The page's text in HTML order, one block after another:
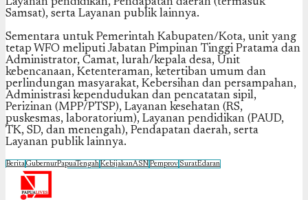
Samsat), serta Layanan publik lainnya.
Sementara untuk Pemerintah Kabupaten/Kota, unit yang
tetap WFO meliputi Jabatan Pimpinan Tinggi Pratama dan
Administrator, Camat, lurah/kepala desa, Unit
kebencanaan, Ketenteraman, ketertiban umum dan
perlindungan masyarakat, Kebersihan dan persampahan,
Administrasi kependudukan dan pencatatan sipil,
Perizinan (MPP/PTSP), Layanan kesehatan (RS,
puskesmas, laboratorium), Layanan pendidikan (PAUD,
TK, SD, dan menengah), Pendapatan daerah, serta
Layanan publik lainnya.
BeritaGubernurPapuaTengahKebijakanASN Pemprov SuratEdaran